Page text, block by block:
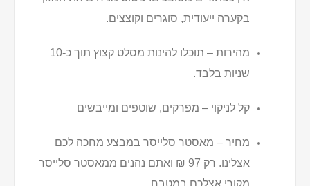
בקערה ייעודית, סוגרים וקוצצים.
מהירות – תוכלו להינות מסלט קצוץ תוך כ-10
שניות בלבד.
קל לניקוי – מפרקים, שוטפים ומייבשים
מחיר – מאסטר סלייסר במבצע מחכה לכם
אצלינו. רק 97 ₪ ואתם נהנים ממאסטר סלייסר
מקורי אצלכם במטבח.